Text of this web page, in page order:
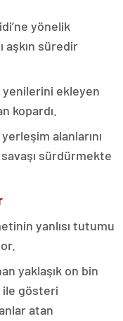
yönelik
aşkın süredir
yenilerini ekleyen
kopardı.
alanlarını
sürdürmekte
yanlısı tutumu
yaklaşık on bin
ile gösteri
atan